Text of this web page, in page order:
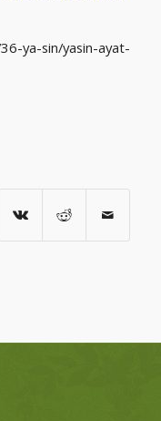
ya-sin/yasin-ayat-